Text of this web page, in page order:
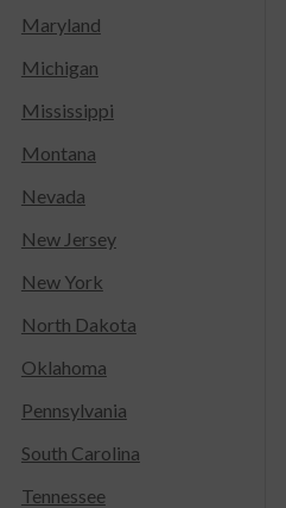
Maryland
Michigan
Mississippi
Montana
Nevada
New Jersey
New York
North Dakota
Oklahoma
Pennsylvania
South Carolina
Tennessee